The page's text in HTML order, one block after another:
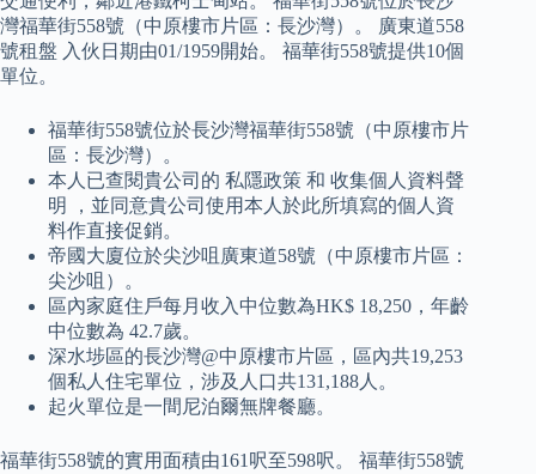
灣福華街558號（中原樓市片區：長沙灣）。 廣東道558
號租盤 入伙日期由01/1959開始。 福華街558號提供10個
單位。
福華街558號位於長沙灣福華街558號（中原樓市片
區：長沙灣）。
本人已查閱貴公司的 私隱政策 和 收集個人資料聲
明 ，並同意貴公司使用本人於此所填寫的個人資
料作直接促銷。
帝國大廈位於尖沙咀廣東道58號（中原樓市片區：
尖沙咀）。
區內家庭住戶每月收入中位數為HK$ 18,250，年齡
中位數為 42.7歲。
深水埗區的長沙灣@中原樓市片區，區內共19,253
個私人住宅單位，涉及人口共131,188人。
起火單位是一間尼泊爾無牌餐廳。
福華街558號的實用面積由161呎至598呎。 福華街558號